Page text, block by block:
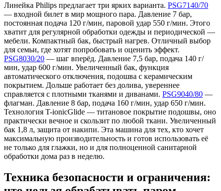
Линейка Philips предлагает три ярких варианта. PSG7140/70
— входной билет в мир мощного пара. Давление 7 бар,
постоянная подача 120 г/мин, паровой удар 550 г/мин. Этого
хватит для регулярной обработки одежды и периодической —
мебели. Компактный бак, быстрый нагрев. Отличный выбор
для семьи, где хотят попробовать и оценить эффект.
PSG8030/20 — шаг вперёд. Давление 7,5 бар, подача 140 г/
мин, удар 600 г/мин. Увеличенный бак, функция
автоматического отключения, подошва с керамическим
покрытием. Дольше работает без долива, увереннее
справляется с плотными тканями и диванами. PSG9040/80 —
флагман. Давление 8 бар, подача 160 г/мин, удар 650 г/мин.
Технология T-ionicGlide — титановое покрытие подошвы, оно
практически вечное и скользит по любой ткани. Увеличенный
бак 1,8 л, защита от накипи. Эта машина для тех, кто хочет
максимальную производительность и готов использовать её
не только для глажки, но и для полноценной санитарной
обработки дома раз в неделю.
Техника безопасности и ограничения: